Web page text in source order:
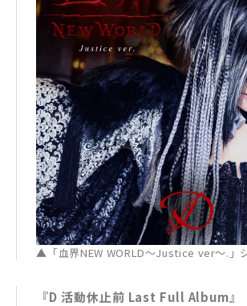
▲「血界NEW WORLD～Justice ver～.」
『D 活動休止前 Last Full Album』